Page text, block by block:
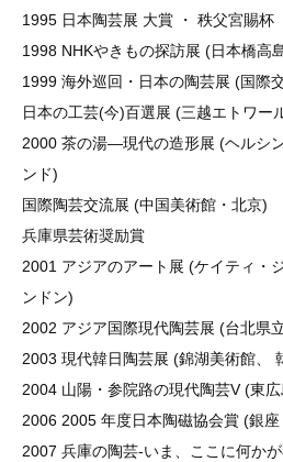
1995 日本陶芸展 大賞 ・ 秩父宮賜杯
1998 NHKやきもの探訪展 (日本橋高
1999 海外巡回・日本の陶芸展 (国際
日本の工芸(今)百選展 (三越エトワー
2000 茶の湯―現代の造形展 (ヘルシ
ンド)
国際陶芸交流展 (中国美術館・北京)
兵庫県芸術奨励賞
2001 アジアのアート展 (ケイティ・
ンドン)
2002 アジア国際現代陶芸展 (台北県
2003 現代韓日陶芸展 (錦湖美術館、
2004 山陽・参院路の現代陶芸V (東
2006 2005 年度日本陶磁協会賞 (銀
2007 兵庫の陶芸-いま、ここに何か